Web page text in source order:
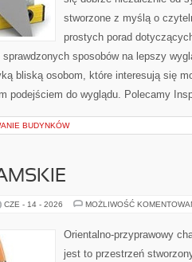
stworzone z myślą o
prostych porad
sposobów na lepszy
bliską osobom, które interesują się
podejściem do wyglądu. Polecamy
BUDYNKÓW
CZE - 14 - 2026 MOŻLIWOŚĆ
Orientalno-przyprawowy
jest to przestrzeń